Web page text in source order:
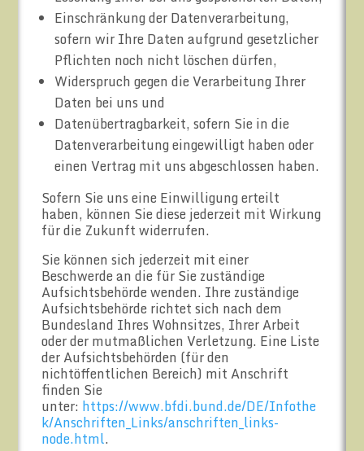
Einschränkung der Datenverarbeitung,
sofern wir Ihre Daten aufgrund gesetzlicher
Pflichten noch nicht löschen dürfen,
Widerspruch gegen die Verarbeitung Ihrer
Daten bei uns und
Datenübertragbarkeit, sofern Sie in die
Datenverarbeitung eingewilligt haben oder
einen Vertrag mit uns abgeschlossen haben.
Sofern Sie uns eine Einwilligung erteilt
haben, können Sie diese jederzeit mit Wirkung
für die Zukunft widerrufen.
Sie können sich jederzeit mit einer
Beschwerde an die für Sie zuständige
Aufsichtsbehörde wenden. Ihre zuständige
Aufsichtsbehörde richtet sich nach dem
Bundesland Ihres Wohnsitzes, Ihrer Arbeit
oder der mutmaßlichen Verletzung. Eine Liste
der Aufsichtsbehörden (für den
nichtöffentlichen Bereich) mit Anschrift
finden Sie
unter: https://www.bfdi.bund.de/DE/Infothe
k/Anschriften_Links/anschriften_links-
node.html.